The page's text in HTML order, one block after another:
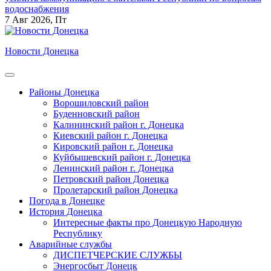
водоснабжения
7 Авг 2026, Пт
Новости Донецка
Районы Донецка
Ворошиловский район
Буденновский район
Калининский район г. Донецка
Киевский район г. Донецка
Кировский район г. Донецка
Куйбышевский район г. Донецка
Ленинский район г. Донецка
Петровский район Донецка
Пролетарский район Донецка
Погода в Донецке
История Донецка
Интересные факты про Донецкую Народную
Республику
Аварийные службы
ДИСПЕТЧЕРСКИЕ СЛУЖБЫ
Энергосбыт Донецк